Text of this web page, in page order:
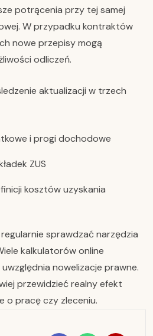
potrącenia przy tej samej
W przypadku kontraktów
nowe przepisy mogą
odliczeń.
aktualizacji w trzech
i progi dochodowe
ZUS
kosztów uzyskania
sprawdzać narzędzia
kalkulatorów online
nowelizacje prawne.
przewidzieć realny efekt
o pracę czy zleceniu.